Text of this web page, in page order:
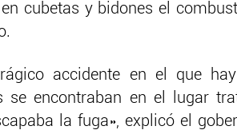
cubetas y bidones el
accidente en el que
se encontraban en el lugar
la fuga», explicó el